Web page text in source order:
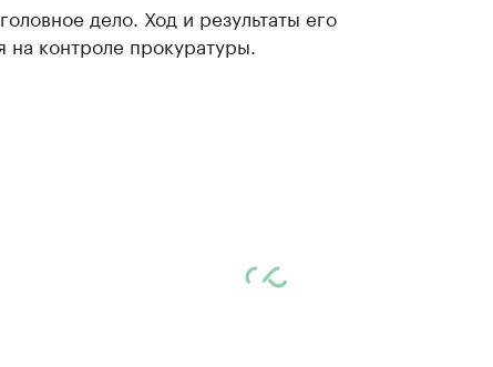
дело. Ход и результаты его
на контроле прокуратуры.